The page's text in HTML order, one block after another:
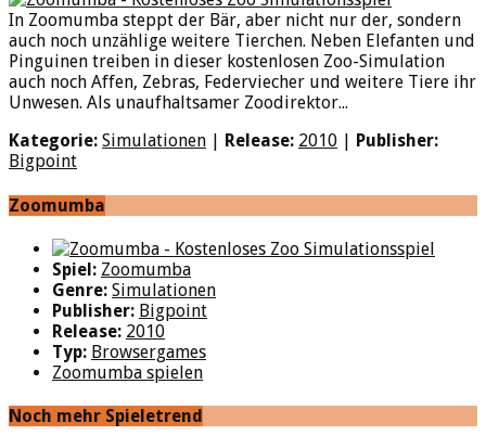
In Zoomumba steppt der Bär, aber nicht nur der, sondern
auch noch unzählige weitere Tierchen. Neben Elefanten und
Pinguinen treiben in dieser kostenlosen Zoo-Simulation
auch noch Affen, Zebras, Federviecher und weitere Tiere ihr
Unwesen. Als unaufhaltsamer Zoodirektor...
Kategorie: Simulationen Release: 2010
Publisher:
Bigpoint
Zoomumba
Spiel: Zoomumba
Genre: Simulationen
Publisher: Bigpoint
Release: 2010
Typ: Browsergames
Zoomumba spielen
Noch mehr Spieletrend